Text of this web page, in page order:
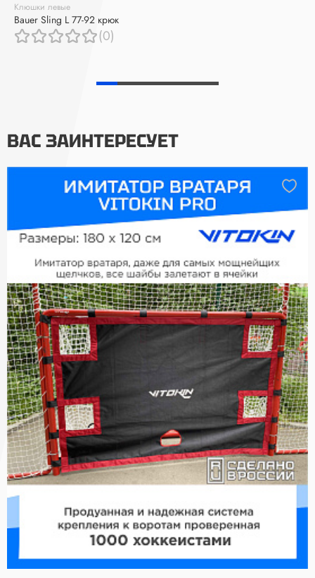
Клюшки левые
Bauer Sling L 77-92 крюк
(0)
ВАС ЗАИНТЕРЕСУЕТ